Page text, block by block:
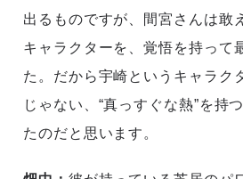
出るものですが、間宮さんは敢
キャラクターを、覚悟を持って
た。だから宇崎というキャラク
じゃない、“真っすぐな熱”を持
たのだと思います。